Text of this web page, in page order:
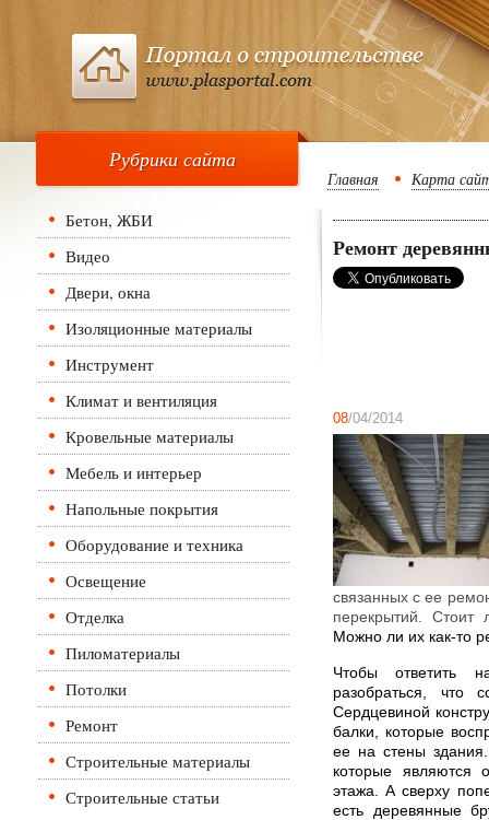
Рубрики сайта
Бетон, ЖБИ
Видео
Двери, окна
Изоляционные материалы
Инструмент
Климат и вентиляция
Кровельные материалы
Мебель и интерьер
Напольные покрытия
Оборудование и техника
Освещение
Отделка
Пиломатериалы
Потолки
Ремонт
Строительные материалы
Строительные статьи
Главная Карта
Ремонт
08/04/2014
связанных с ее
перекрытий. Стоит
Можно ли их как-то
Чтобы ответить
разобраться, что
Сердцевиной
балки, которые
ее на стены
которые являются
этажа. А сверху
есть деревянные